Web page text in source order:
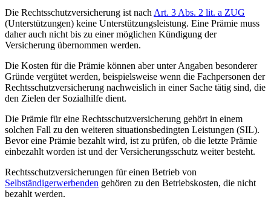
Die Rechtsschutzversicherung ist nach Art. 3 Abs. 2 lit. a ZUG
(Unterstützungen) keine Unterstützungsleistung. Eine Prämie muss
daher auch nicht bis zu einer möglichen Kündigung der
Versicherung übernommen werden.
Die Kosten für die Prämie können aber unter Angaben besonderer
Gründe vergütet werden, beispielsweise wenn die Fachpersonen der
Rechtsschutzversicherung nachweislich in einer Sache tätig sind, die
den Zielen der Sozialhilfe dient.
Die Prämie für eine Rechtsschutzversicherung gehört in einem
solchen Fall zu den weiteren situationsbedingten Leistungen (SIL).
Bevor eine Prämie bezahlt wird, ist zu prüfen, ob die letzte Prämie
einbezahlt worden ist und der Versicherungsschutz weiter besteht.
Rechtsschutzversicherungen für einen Betrieb von
Selbständigerwerbenden gehören zu den Betriebskosten, die nicht
bezahlt werden.